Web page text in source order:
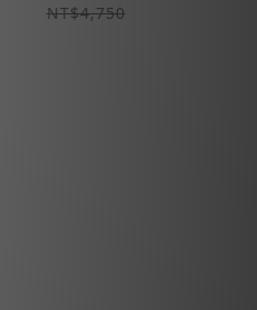
NT$4,750